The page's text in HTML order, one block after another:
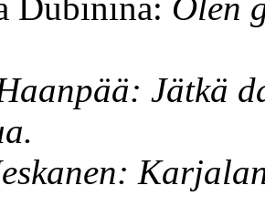
Dubinina: Olen
Jätkä